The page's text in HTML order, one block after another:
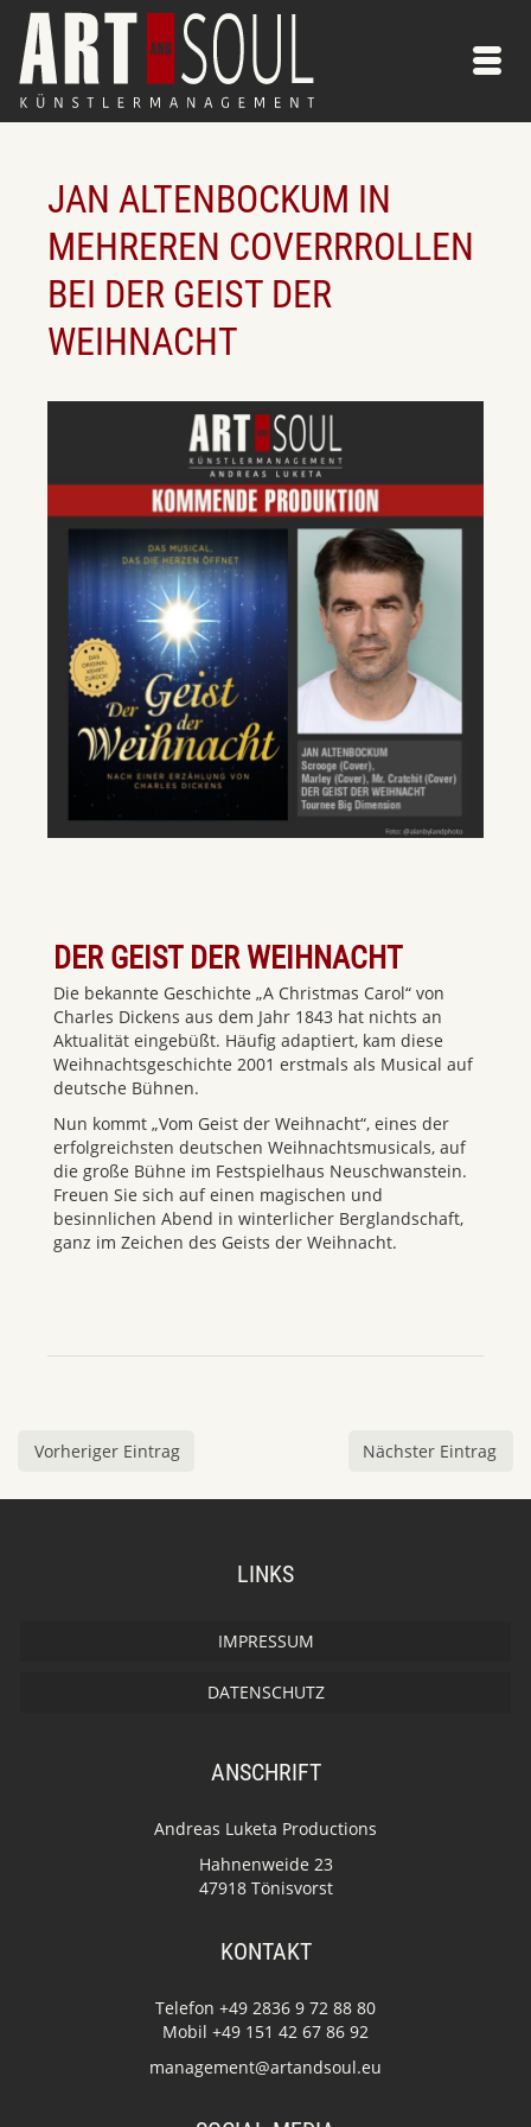
JAN ALTENBOCKUM IN
MEHREREN COVERRROLLEN
BEI DER GEIST DER
WEIHNACHT
DER GEIST DER WEIHNACHT
Die bekannte Geschichte „A Christmas Carol“ von
Charles Dickens aus dem Jahr 1843 hat nichts an
Aktualität eingebüßt. Häufig adaptiert, kam diese
Weihnachtsgeschichte 2001 erstmals als Musical auf
deutsche Bühnen.
Nun kommt „Vom Geist der Weihnacht“, eines der
erfolgreichsten deutschen Weihnachtsmusicals, auf
die große Bühne im Festspielhaus Neuschwanstein.
Freuen Sie sich auf einen magischen und
besinnlichen Abend in winterlicher Berglandschaft,
ganz im Zeichen des Geists der Weihnacht.
Vorheriger Eintrag Nächster Eintrag
LINKS
IMPRESSUM
DATENSCHUTZ
ANSCHRIFT
Andreas Luketa Productions
Hahnenweide 23
47918 Tönisvorst
KONTAKT
Telefon +49 2836 9 72 88 80
Mobil +49 151 42 67 86 92
management@artandsoul.eu